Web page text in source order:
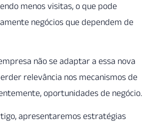
menos visitas, o que pode
negócios que dependem de
não se adaptar a essa nova
relevância nos mecanismos de
oportunidades de negócio.
apresentaremos estratégias